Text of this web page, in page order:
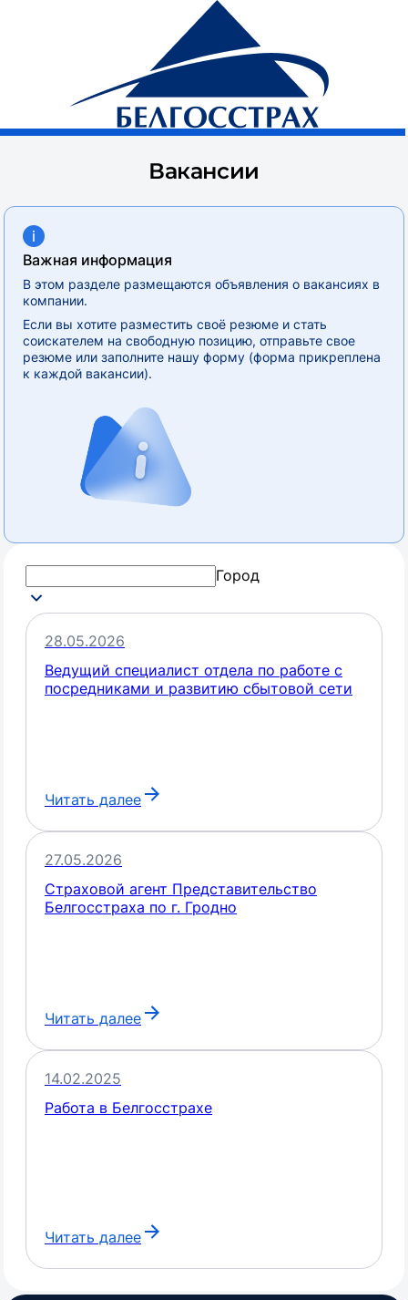
Белгосстрах, страховая компания О компании
Вакансии
Важная информация
В этом разделе размещаются объявления о вакансиях в
компании.
Если вы хотите разместить своё резюме и стать
соискателем на свободную позицию, отправьте свое
резюме или заполните нашу форму (форма прикреплена
к каждой вакансии).
Город
28.05.2026
Ведущий специалист отдела по работе с
посредниками и развитию сбытовой сети
Читать далее
27.05.2026
Страховой агент Представительство
Белгосстраха по г. Гродно
Читать далее
14.02.2025
Работа в Белгосстрахе
Читать далее